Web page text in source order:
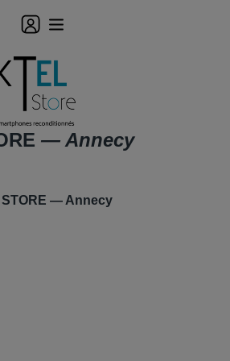
— Annecy
— Annecy